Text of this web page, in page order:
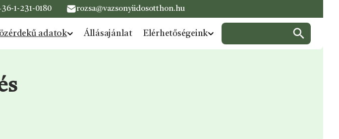
1-231-0180 rozsa@vazsonyiidosotthon.hu
adatok Állásajánlat Elérhetőségeink
Keresés: